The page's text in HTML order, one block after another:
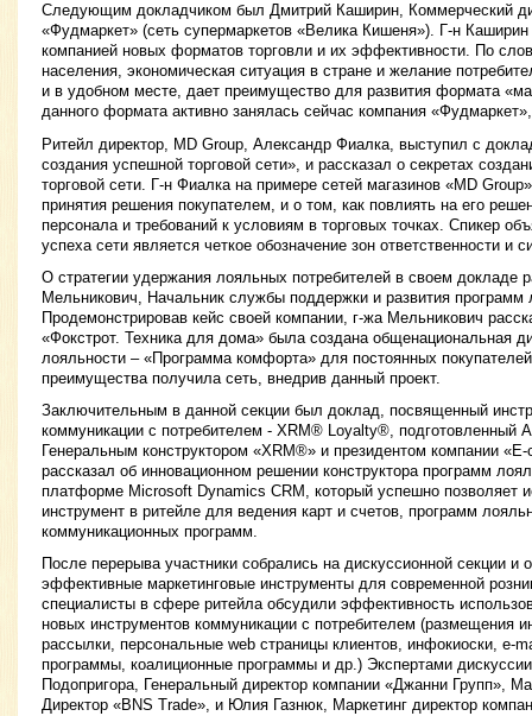
Следующим докладчиком был Дмитрий Каширин, Коммерческий
«Фудмаркет» (сеть супермаркетов «Велика Кишеня»). Г-н Каширин
компанией новых форматов торговли и их эффективности. По
населения, экономическая ситуация в стране и желание
и в удобном месте, дает преимущество для развития формата
данного формата активно занялась сейчас компания
Ритейл директор, МD Group, Александр Фиалка, выступил с
создания успешной торговой сети», и рассказал о секретах
торговой сети. Г-н Фиалка на примере сетей магазинов «МD
принятия решения покупателем, и о том, как повлиять на его
персонала и требований к условиям в торговых точках. Спикер
успеха сети является четкое обозначение зон ответственности и
О стратегии удержания лояльных потребителей в своем докладе
Мельникович, Начальник службы поддержки и развития программ
Продемонстрировав кейс своей компании, г-жа Мельникович
«Фокстрот. Техника для дома» была создана общенациональная
лояльности – «Программа комфорта» для постоянных
преимущества получила сеть, внедрив данный проект.
Заключительным в данной секции был доклад, посвященный
коммуникации с потребителем - XRM® Loyalty®, подготовленный
Генеральным конструктором «XRM®» и президентом компании
рассказал об инновационном решении конструктора программ
платформе Microsoft Dynamics CRM, который успешно позволяет
инструмент в ритейле для ведения карт и счетов, программ
коммуникационных программ.
После перерыва участники собрались на дискуссионной секции и
эффективные маркетинговые инструменты для современной
специалисты в сфере ритейла обсудили эффективность
новых инструментов коммуникации с потребителем (размещения
рассылки, персональные web страницы клиентов, инфокиоски, e-
программы, коалиционные программы и др.) Экспертами
Подопригора, Генеральный директор компании «Джанни Групп»,
Директор «BNS Trade», и Юлия Газнюк, Маркетинг директор